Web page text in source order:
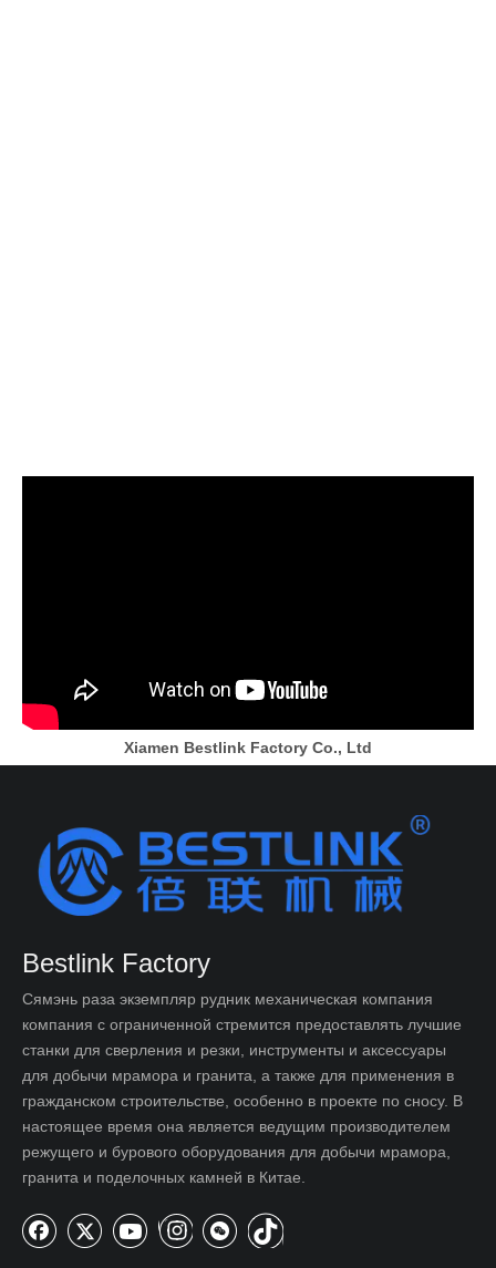
Xiamen Bestlink Factory Co., Ltd
Bestlink Factory
Сямэнь раза экземпляр рудник механическая компания
компания с ограниченной стремится предоставлять лучшие
станки для сверления и резки, инструменты и аксессуары
для добычи мрамора и гранита, а также для применения в
гражданском строительстве, особенно в проекте по сносу. В
настоящее время она является ведущим производителем
режущего и бурового оборудования для добычи мрамора,
гранита и поделочных камней в Китае.